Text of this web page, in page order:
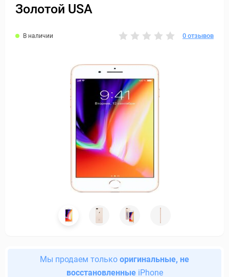
Золотой USA
В наличии 0 отзывов
Мы продаем только оригинальные, не
восстановленныеiPhone